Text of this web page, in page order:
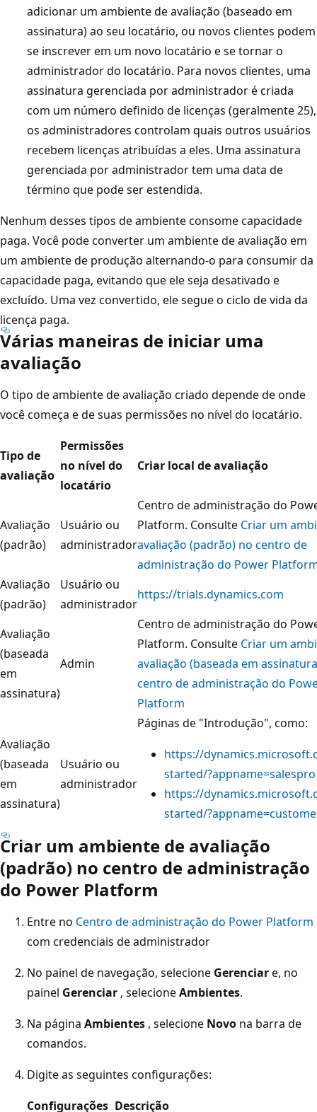
adicionar um ambiente de avaliação (baseado em
assinatura) ao seu locatário, ou novos clientes podem
se inscrever em um novo locatário e se tornar o
administrador do locatário. Para novos clientes, uma
assinatura gerenciada por administrador é criada
com um número definido de licenças (geralmente 25),
os administradores controlam quais outros usuários
recebem licenças atribuídas a eles. Uma assinatura
gerenciada por administrador tem uma data de
término que pode ser estendida.
Nenhum desses tipos de ambiente consome capacidade
paga. Você pode converter um ambiente de avaliação em
um ambiente de produção alternando-o para consumir da
capacidade paga, evitando que ele seja desativado e
excluído. Uma vez convertido, ele segue o ciclo de vida da
licença paga.
Várias maneiras de iniciar uma
avaliação
O tipo de ambiente de avaliação criado depende de onde
você começa e de suas permissões no nível do locatário.
Tipo de
avaliação
Permissões
no nível do
locatário
Criar local de avaliação
Avaliação
(padrão)
Usuário ou
administrador
Centro de administração do
Platform. Consulte Criar um
avaliação (padrão) no centro de
administração do Power
Avaliação
(padrão)
Usuário ou
administrador
https://trials.dynamics.com
Avaliação
(baseada
em
assinatura)
Admin
Centro de administração do
Platform. Consulte Criar um
avaliação (baseada em
centro de administração do
Platform
Avaliação
(baseada
em
assinatura)
Usuário ou
administrador
Páginas de "Introdução", como:
https://
started/?appname=salespro
https://
started/
Criar um ambiente de avaliação
(padrão) no centro de administração
do Power Platform
Entre no Centro de administração do Power Platform
com credenciais de administrador
No painel de navegação, selecione Gerenciare, no
painel Gerenciar , selecioneAmbientes.
Na página Ambientes , selecione Novo na barra de
comandos.
Digite as seguintes configurações:
Configurações Descrição